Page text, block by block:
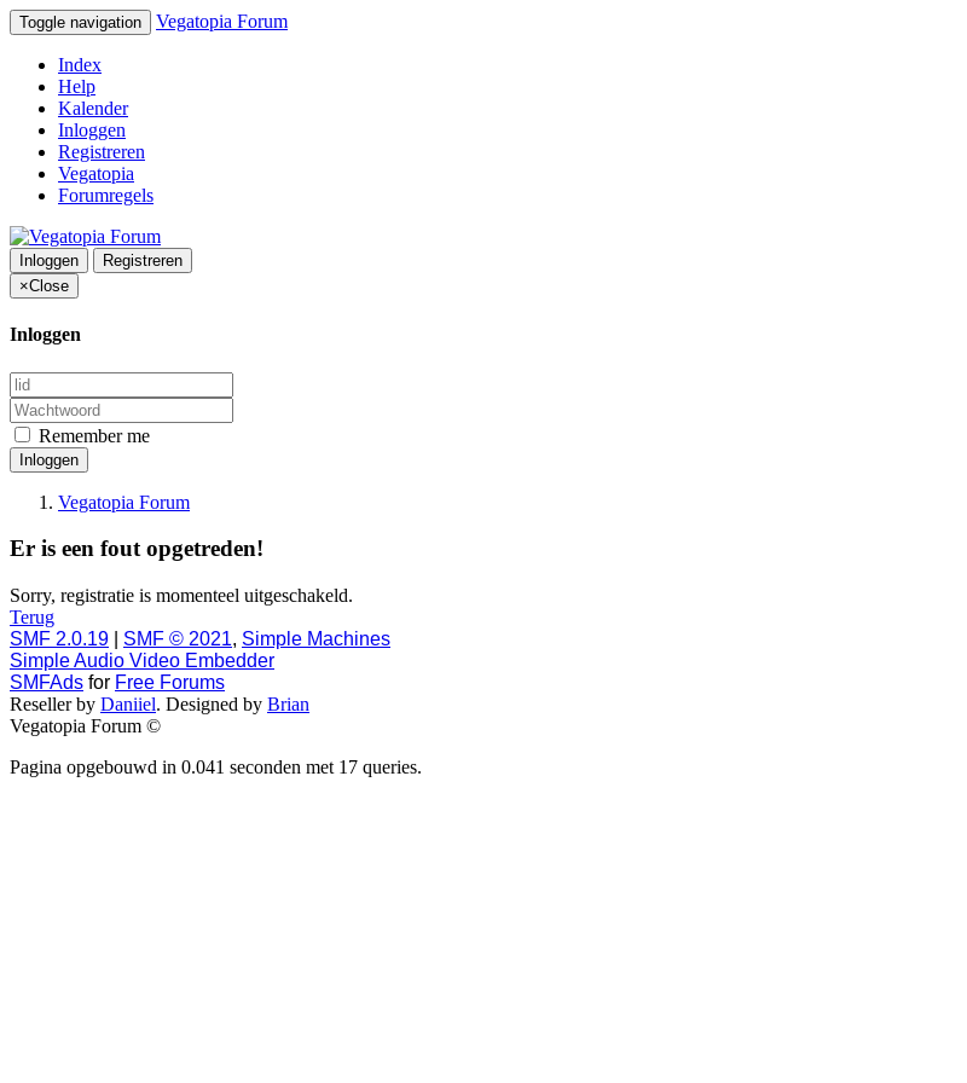
Toggle navigation Vegatopia Forum
Index
Help
Kalender
Inloggen
Registreren
Vegatopia
Forumregels
Inloggen
Registreren
×Close
Inloggen
Remember me
Inloggen
Vegatopia Forum
Er is een fout opgetreden!
Sorry, registratie is momenteel uitgeschakeld.
Terug
SMF 2.0.19
SMF © 2021, Simple Machines
Simple Audio Video Embedder
SMFAds for Free Forums
Reseller by Daniiel. Designed by Brian
Vegatopia Forum ©
Pagina opgebouwd in 0.041 seconden met 17 queries.